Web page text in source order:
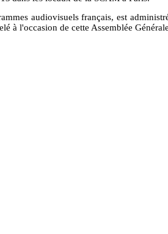
audiovisuels français, est
à l'occasion de cette Assemblée